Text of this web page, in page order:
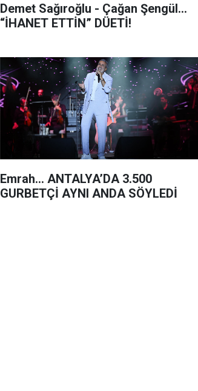
Demet Sağıroğlu - Çağan Şengül...
“İHANET ETTİN” DÜETİ!
Emrah… ANTALYA’DA 3.500
GURBETÇİ AYNI ANDA SÖYLEDİ